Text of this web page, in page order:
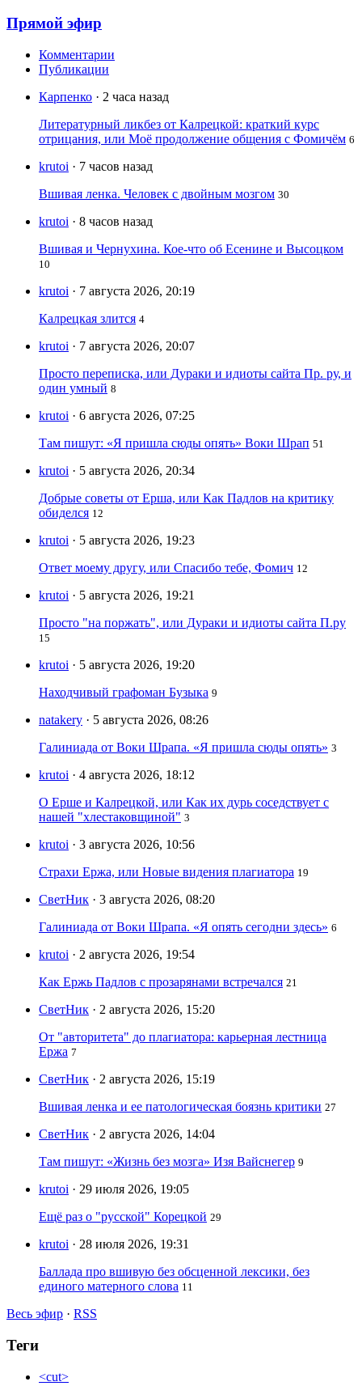
Прямой эфир
Комментарии
Публикации
Карпенко · 2 часа назад
Литературный ликбез от Калрецкой: краткий курс
отрицания, или Моё продолжение общения с Фомичём 6
krutoi · 7 часов назад
Вшивая ленка. Человек с двойным мозгом 30
krutoi · 8 часов назад
Вшивая и Чернухина. Кое-что об Есенине и Высоцком
10
krutoi · 7 августа 2026, 20:19
Калрецкая злится 4
krutoi · 7 августа 2026, 20:07
Просто переписка, или Дураки и идиоты сайта Пр. ру, и
один умный 8
krutoi · 6 августа 2026, 07:25
Там пишут: «Я пришла сюды опять» Воки Шрап 51
krutoi · 5 августа 2026, 20:34
Добрые советы от Ерша, или Как Падлов на критику
обиделся 12
krutoi · 5 августа 2026, 19:23
Ответ моему другу, или Спасибо тебе, Фомич 12
krutoi · 5 августа 2026, 19:21
Просто "на поржать", или Дураки и идиоты сайта П.ру
15
krutoi · 5 августа 2026, 19:20
Находчивый графоман Бузыка 9
natakery · 5 августа 2026, 08:26
Галиниада от Воки Шрапа. «Я пришла сюды опять» 3
krutoi · 4 августа 2026, 18:12
О Ерше и Калрецкой, или Как их дурь соседствует с
нашей "хлестаковщиной" 3
krutoi · 3 августа 2026, 10:56
Страхи Ержа, или Новые видения плагиатора 19
СветНик · 3 августа 2026, 08:20
Галиниада от Воки Шрапа. «Я опять сегодни здесь» 6
krutoi · 2 августа 2026, 19:54
Как Ержь Падлов с прозарянами встречался 21
СветНик · 2 августа 2026, 15:20
От "авторитета" до плагиатора: карьерная лестница
Ержа 7
СветНик · 2 августа 2026, 15:19
Вшивая ленка и ее патологическая боязнь критики 27
СветНик · 2 августа 2026, 14:04
Там пишут: «Жизнь без мозга» Изя Вайснегер 9
krutoi · 29 июля 2026, 19:05
Ещё раз о "русской" Корецкой 29
krutoi · 28 июля 2026, 19:31
Баллада про вшивую без обсценной лексики, без
единого матерного слова 11
Весь эфир · RSS
Теги
<cut>